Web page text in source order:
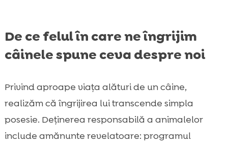
De ce felul în care ne îngrijim
câinele spune ceva despre noi
Privind aproape viața alături de un câine,
realizăm că îngrijirea lui transcende simpla
posesie. Deținerea responsabilă a animalelor
include amănunte revelatoare: programul